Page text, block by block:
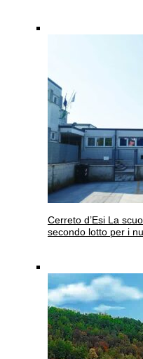
Cerreto d’Esi La
secondo lotto per i